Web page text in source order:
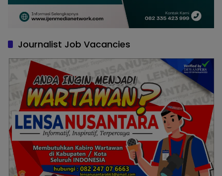
Journalist Job Vacancies